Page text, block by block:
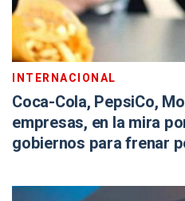
INTERNACIONAL
Coca-Cola, PepsiCo,
empresas, en la mira
gobiernos para frenar